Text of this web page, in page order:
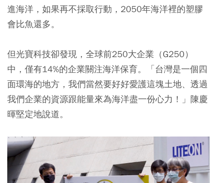
進海洋，如果再不採取行動，2050年海洋裡的塑膠
會比魚還多。
但光寶科技卻發現，全球前250大企業（G250）
中，僅有14%的企業關注海洋保育。「台灣是一個四
面環海的地方，我們當然要好好愛護這塊土地、透過
我們企業的資源跟能量來為海洋盡一份心力！」陳慶
暉堅定地說道。